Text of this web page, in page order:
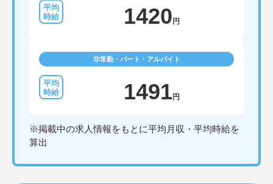
1420 円
非常勤・パート・アルバイト
1491 円
※掲載中の求人情報をもとに平均月収・平均時給を
算出